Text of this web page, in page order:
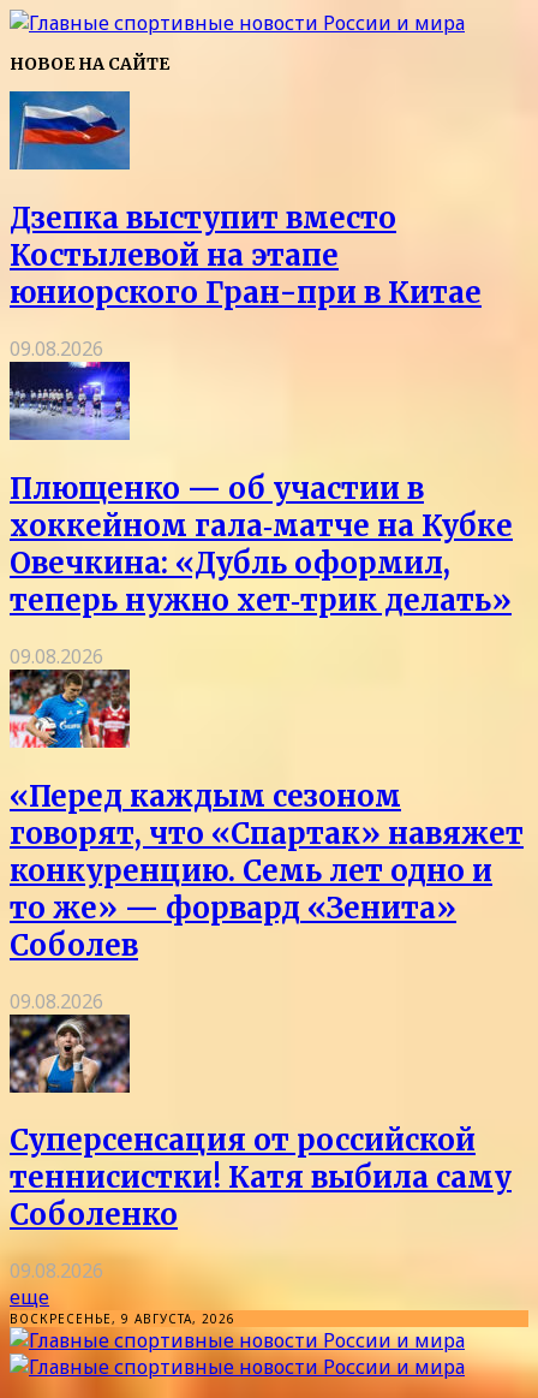
НОВОЕ НА САЙТЕ
Дзепка выступит вместо
Костылевой на этапе
юниорского Гран-при в Китае
09.08.2026
Плющенко — об участии в
хоккейном гала‑матче на Кубке
Овечкина: «Дубль оформил,
теперь нужно хет‑трик делать»
09.08.2026
«Перед каждым сезоном
говорят, что «Спартак» навяжет
конкуренцию. Семь лет одно и
то же» — форвард «Зенита»
Соболев
09.08.2026
Суперсенсация от российской
теннисистки! Катя выбила саму
Соболенко
09.08.2026
еще
ВОСКРЕСЕНЬЕ, 9 АВГУСТА, 2026